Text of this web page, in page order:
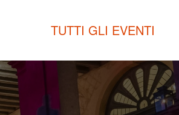
TUTTI GLI EVENTI